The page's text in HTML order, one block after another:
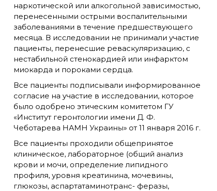
наркотической или алкогольной зависимостью,
перенесенными острыми воспалительными
заболеваниями в течение предшествующего
месяца. В исследовании не принимали участие
пациенты, перенесшие реваскуляризацию, с
нестабильной стенокардией или инфарктом
миокарда и пороками сердца.
Все пациенты подписывали информированное
согласие на участие в исследовании, которое
было одобрено этическим комитетом ГУ
«Институт геронтологии имени Д. Ф.
Чеботарева НАМН Украины» от 11 января 2016 г.
Все пациенты проходили общепринятое
клиническое, лабораторное (общий анализ
крови и мочи, определение липидного
профиля, уровня креатинина, мочевины,
глюкозы, аспартатаминотранс- феразы,